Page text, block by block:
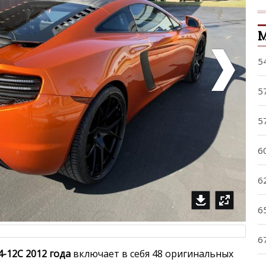
12C 2012 года включает в себя 48 оригинальных